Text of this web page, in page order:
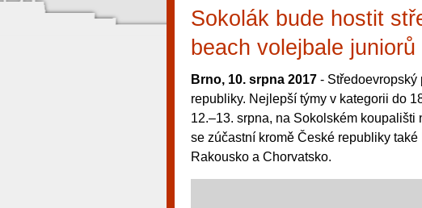
Sokolák bude hostit
beach volejbale juniorů
Brno, 10. srpna 2017 - Středoevropský
republiky. Nejlepší týmy v kategorii do
12.–13. srpna, na Sokolském
se zúčastní kromě České republiky
Rakousko a Chorvatsko.